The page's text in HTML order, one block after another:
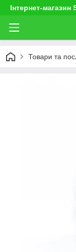
Інтернет-
Товари та